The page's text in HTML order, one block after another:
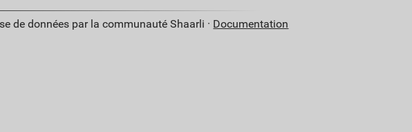
de données par la communauté Shaarli · Documentation